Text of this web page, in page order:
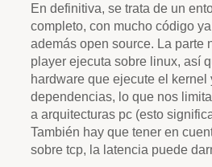
En definitiva, se trata de un
completo, con mucho código
además open source. La parte
player ejecuta sobre linux, así
hardware que ejecute el kernel
dependencias, lo que nos
a arquitecturas pc (esto
También hay que tener en
sobre tcp, la latencia puede